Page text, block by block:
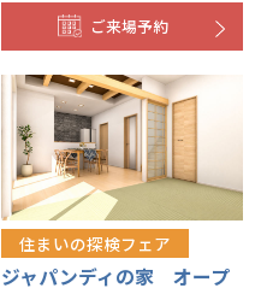
ご来場予約
住まいの探検フェア
ジャパンディの家 オープ